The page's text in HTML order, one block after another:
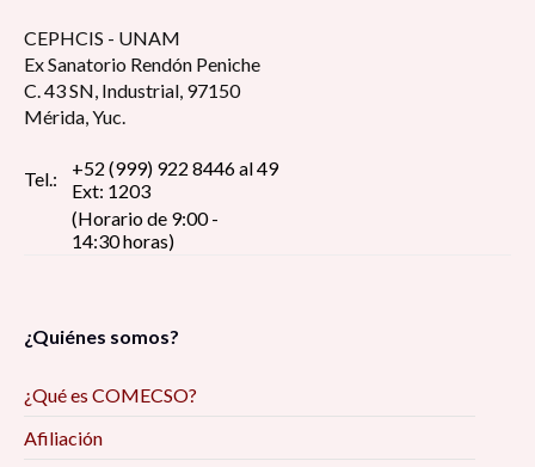
CEPHCIS - UNAM
Ex Sanatorio Rendón Peniche
C. 43 SN, Industrial, 97150
Mérida, Yuc.
Tel.:
+52 (999) 922 8446 al 49
Ext: 1203
(Horario de 9:00 -
14:30 horas)
¿Quiénes somos?
¿Qué es COMECSO?
Afiliación